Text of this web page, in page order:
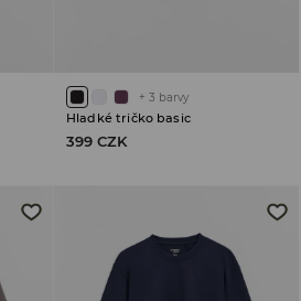
+ 3 barvy
Hladké tričko basic
399 CZK